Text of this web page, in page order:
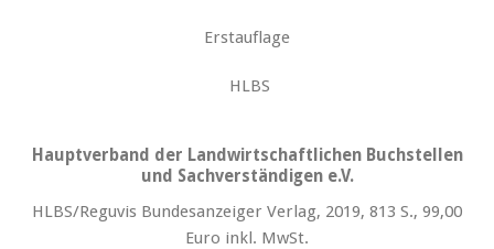
Erstauflage
HLBS
Hauptverband der Landwirtschaftlichen Buchstellen
und Sachverständigen e.V.
HLBS/Reguvis Bundesanzeiger Verlag, 2019, 813 S., 99,00
Euro inkl. MwSt.